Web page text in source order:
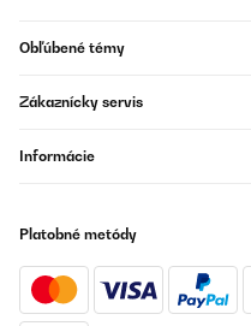
Obľúbené témy
Zákaznícky servis
Informácie
Platobné metódy